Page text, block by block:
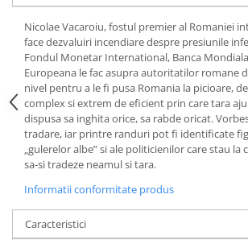
Nicolae Vacaroiu, fostul premier al Romaniei
face dezvaluiri incendiare despre presiunile
Fondul Monetar International, Banca
Europeana le fac asupra autoritatilor romane
nivel pentru a le fi pusa Romania la picioare,
complex si extrem de eficient prin care tara
dispusa sa inghita orice, sa rabde oricat.
tradare, iar printre randuri pot fi identificate
„gulerelor albe” si ale politicienilor care stau
sa-si tradeze neamul si tara.
Informatii conformitate produs
Caracteristici